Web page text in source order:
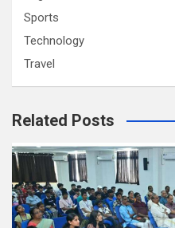
Sports
Technology
Travel
Related Posts